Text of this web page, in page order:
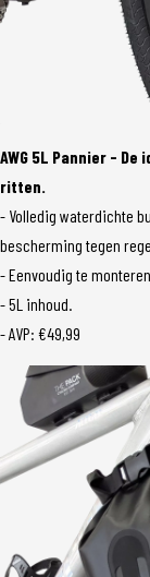
AWG 5L Pannier -
ritten.
- Volledig waterdichte
bescherming tegen
- Eenvoudig te
- 5L inhoud.
- AVP: €49,99